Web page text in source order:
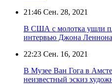
21:46 Сен. 28, 2021
В США с молотка ушли
интервью Джона Леннона
22:23 Сен. 16, 2021
В Музее Ван Гога в
неизвестный эскиз